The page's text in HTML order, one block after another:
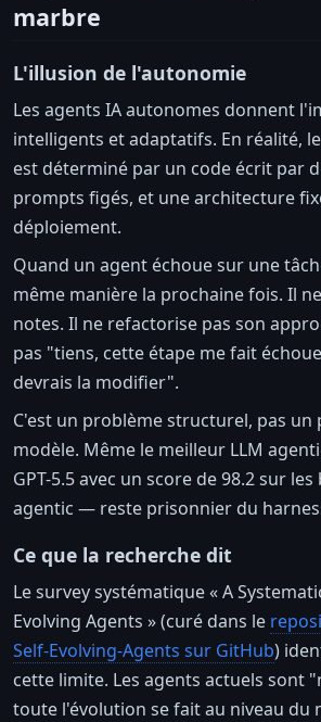
marbre
L'illusion de l'autonomie
Les agents IA autonomes donnent
intelligents et adaptatifs. En réalité,
est déterminé par un code écrit par
prompts figés, et une architecture
déploiement.
Quand un agent échoue sur une
même manière la prochaine fois. Il
notes. Il ne refactorise pas son
pas "tiens, cette étape me fait
devrais la modifier".
C'est un problème structurel, pas un
modèle. Même le meilleur LLM
GPT-5.5 avec un score de 98.2 sur
agentic — reste prisonnier du
Ce que la recherche dit
Le survey systématique « A
Evolving Agents » (curé dans le
Self-Evolving-Agents sur GitHub)
cette limite. Les agents actuels sont
toute l'évolution se fait au niveau du